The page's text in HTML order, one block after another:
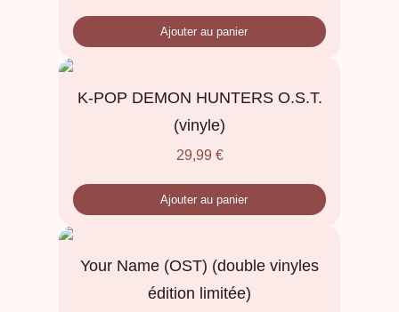
Ajouter au panier
K-POP DEMON HUNTERS O.S.T.
(vinyle)
29,99 €
Ajouter au panier
Your Name (OST) (double vinyles
édition limitée)